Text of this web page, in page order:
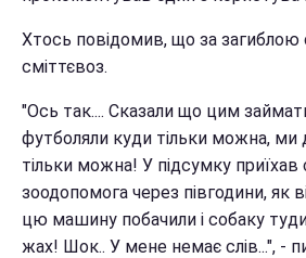
Хтось повідомив, що за загиблою
сміттєвоз.
"Ось так.... Сказали що цим
футболяли куди тільки можна, ми
тільки можна! У підсумку приїхав
зоодопомога через півгодини, як
цю машину побачили і собаку
жах! Шок.. У мене немає слів...", -